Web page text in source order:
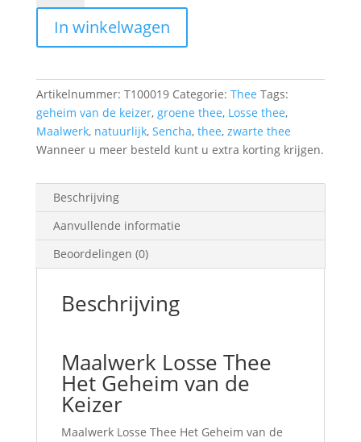
van
Keizer
In winkelwagen
Artikelnummer: T100019 Categorie: Thee Tags:
geheim van de keizer, groene thee, Losse thee,
Maalwerk, natuurlijk, Sencha, thee, zwarte thee
Wanneer u meer besteld kunt u extra korting krijgen.
Beschrijving
Aanvullende informatie
Beoordelingen (0)
Beschrijving
Maalwerk Losse Thee
Het Geheim van de
Keizer
Maalwerk Losse Thee Het Geheim van de